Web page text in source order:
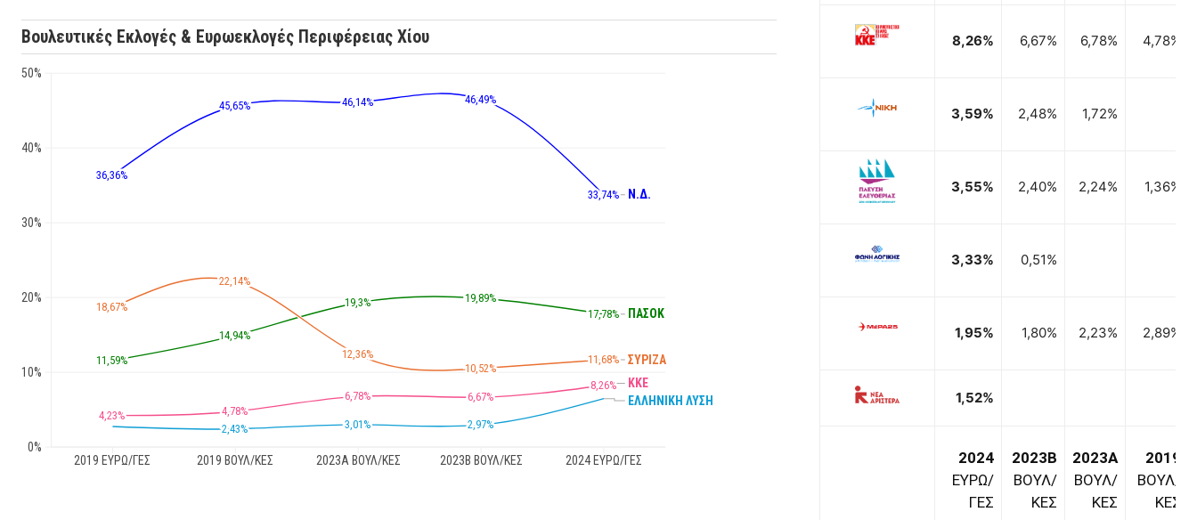
8,26% 6,67% 6,78% 4,78%
3,59% 2,48% 1,72%
3,55% 2,40% 2,24% 1,36%
3,33% 0,51%
1,95% 1,80% 2,23% 2,89%
1,52%
2024
ΕΥΡΩ/
ΓΕΣ
2023B
ΒΟΥΛ/
ΚΕΣ
2023A
ΒΟΥΛ/
ΚΕΣ
2019
ΒΟΥΛ/
ΚΕΣ